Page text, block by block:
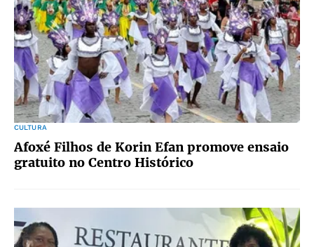
CULTURA
Afoxé Filhos de Korin Efan promove ensaio
gratuito no Centro Histórico